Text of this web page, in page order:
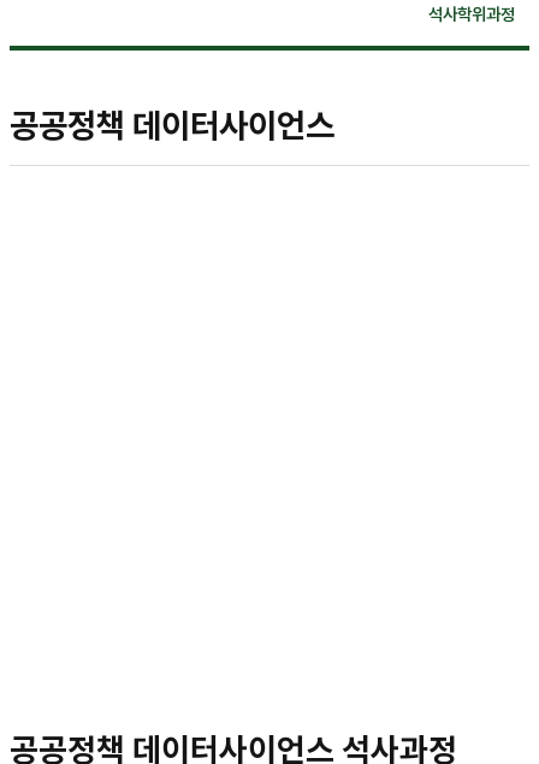
석사학위과정
공공정책 데이터사이언스
공공정책 데이터사이언스 석사과정